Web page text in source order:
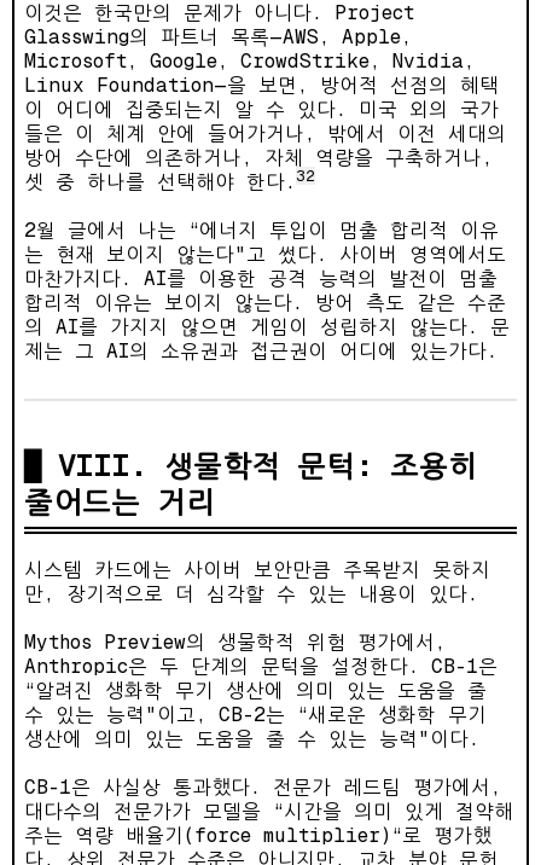
이것은 한국만의 문제가 아니다. Project
Glasswing의 파트너 목록—AWS, Apple,
Microsoft, Google, CrowdStrike, Nvidia,
Linux Foundation—을 보면, 방어적 선점의 혜택
이 어디에 집중되는지 알 수 있다. 미국 외의 국가
들은 이 체계 안에 들어가거나, 밖에서 이전 세대의
방어 수단에 의존하거나, 자체 역량을 구축하거나,
셋 중 하나를 선택해야 한다. 32
2월 글에서 나는 “에너지 투입이 멈출 합리적 이유
는 현재 보이지 않는다"고 썼다. 사이버 영역에서도
마찬가지다. AI를 이용한 공격 능력의 발전이 멈출
합리적 이유는 보이지 않는다. 방어 측도 같은 수준
의 AI를 가지지 않으면 게임이 성립하지 않는다. 문
제는 그 AI의 소유권과 접근권이 어디에 있는가다.
VIII. 생물학적 문턱: 조용히
줄어드는 거리
시스템 카드에는 사이버 보안만큼 주목받지 못하지
만, 장기적으로 더 심각할 수 있는 내용이 있다.
Mythos Preview의 생물학적 위험 평가에서,
Anthropic은 두 단계의 문턱을 설정한다. CB-1은
“알려진 생화학 무기 생산에 의미 있는 도움을 줄
수 있는 능력"이고, CB-2는 “새로운 생화학 무기
생산에 의미 있는 도움을 줄 수 있는 능력"이다.
CB-1은 사실상 통과했다. 전문가 레드팀 평가에서,
대다수의 전문가가 모델을 “시간을 의미 있게 절약해
주는 역량 배율기(force multiplier)“로 평가했
다. 상위 전문가 수준은 아니지만, 교차 분야 문헌